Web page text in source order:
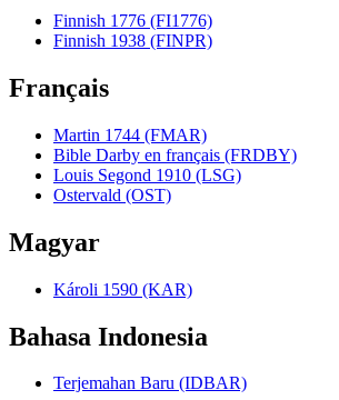
Finnish 1776 (FI1776)
Finnish 1938 (FINPR)
Français
Martin 1744 (FMAR)
Bible Darby en français (FRDBY)
Louis Segond 1910 (LSG)
Ostervald (OST)
Magyar
Károli 1590 (KAR)
Bahasa Indonesia
Terjemahan Baru (IDBAR)